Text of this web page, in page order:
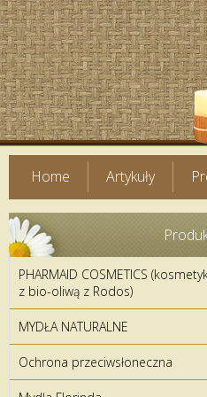
Home Artykuły
PHARMAID COSMETICS
z bio-oliwą z Rodos)
MYDŁA NATURALNE
Ochrona przeciwsłoneczna